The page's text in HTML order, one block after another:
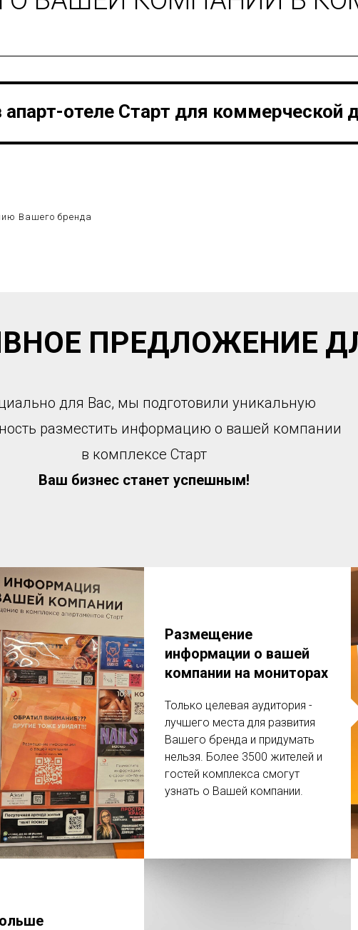
отеле Старт для коммерческой
Вашего бренда
ПРЕДЛОЖЕНИЕ
для Вас, мы подготовили уникальную
разместить информацию о вашей компании
в комплексе Старт
Ваш бизнес станет успешным!
Размещение
информации о вашей
компании на мониторах
Только целевая аудитория -
лучшего места для развития
Вашего бренда и придумать
нельзя. Более 3500 жителей и
гостей комплекса смогут
узнать о Вашей компании.